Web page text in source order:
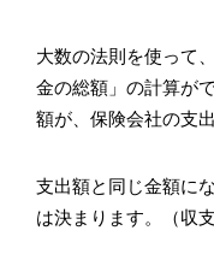
大数の法則を使って
金の総額」の計算が
額が、保険会社の支
支出額と同じ金額に
は決まります。（収支